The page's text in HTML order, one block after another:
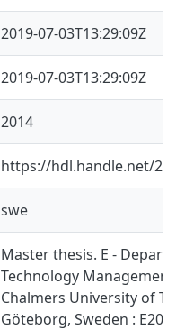
2019-07-03T13:29:09Z
2019-07-03T13:29:09Z
2014
https://hdl.handle.net/
swe
Master thesis. E -
Technology
Chalmers University of
Göteborg, Sweden :